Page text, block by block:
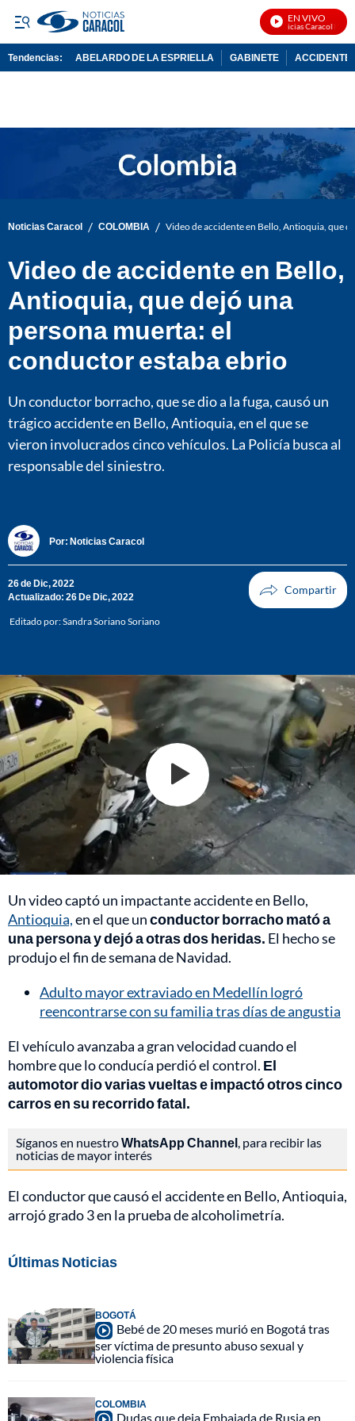
EN VIVO
Noticias Caracol En
Tendencias: ABELARDO DE LA ESPRIELLA GABINETE ACCIDENTE
Noticias Caracol / COLOMBIA / Video de accidente en Bello, Antioquia, que
Video de accidente en Bello,
Antioquia, que dejó una
persona muerta: el
conductor estaba ebrio
Un conductor borracho, que se dio a la fuga, causó un
trágico accidente en Bello, Antioquia, en el que se
vieron involucrados cinco vehículos. La Policía busca al
responsable del siniestro.
Por: Noticias Caracol
26 de Dic, 2022
Actualizado: 26 De Dic, 2022
Editado por:Sandra Soriano Soriano
Un video captó un impactante accidente en Bello,
Antioquia,en el que unconductor borracho mató a
una persona y dejó a otras dos heridas. El hecho se
produjo el fin de semana de Navidad.
Adulto mayor extraviado en Medellín logró
reencontrarse con su familia tras días de angustia
El vehículo avanzaba a gran velocidad cuando el
hombre que lo conducía perdió el control. El
automotor dio varias vueltas e impactó otros cinco
carros en su recorrido fatal.
Síganos en nuestroWhatsApp Channel , para recibir las
noticias de mayor interés
El conductor que causó el accidente en Bello, Antioquia,
arrojó grado 3 en la prueba de alcoholimetría.
Últimas Noticias
BOGOTÁ
Bebé de 20 meses murió en Bogotá tras
ser víctima de presunto abuso sexual y
violencia física
COLOMBIA
Dudas que deja Embajada de Rusia en